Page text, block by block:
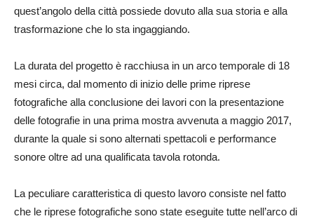
quest’angolo della città possiede dovuto alla sua storia e alla
trasformazione che lo sta ingaggiando.
La durata del progetto è racchiusa in un arco temporale di 18
mesi circa, dal momento di inizio delle prime riprese
fotografiche alla conclusione dei lavori con la presentazione
delle fotografie in una prima mostra avvenuta a maggio 2017,
durante la quale si sono alternati spettacoli e performance
sonore oltre ad una qualificata tavola rotonda.
La peculiare caratteristica di questo lavoro consiste nel fatto
che le riprese fotografiche sono state eseguite tutte nell’arco di